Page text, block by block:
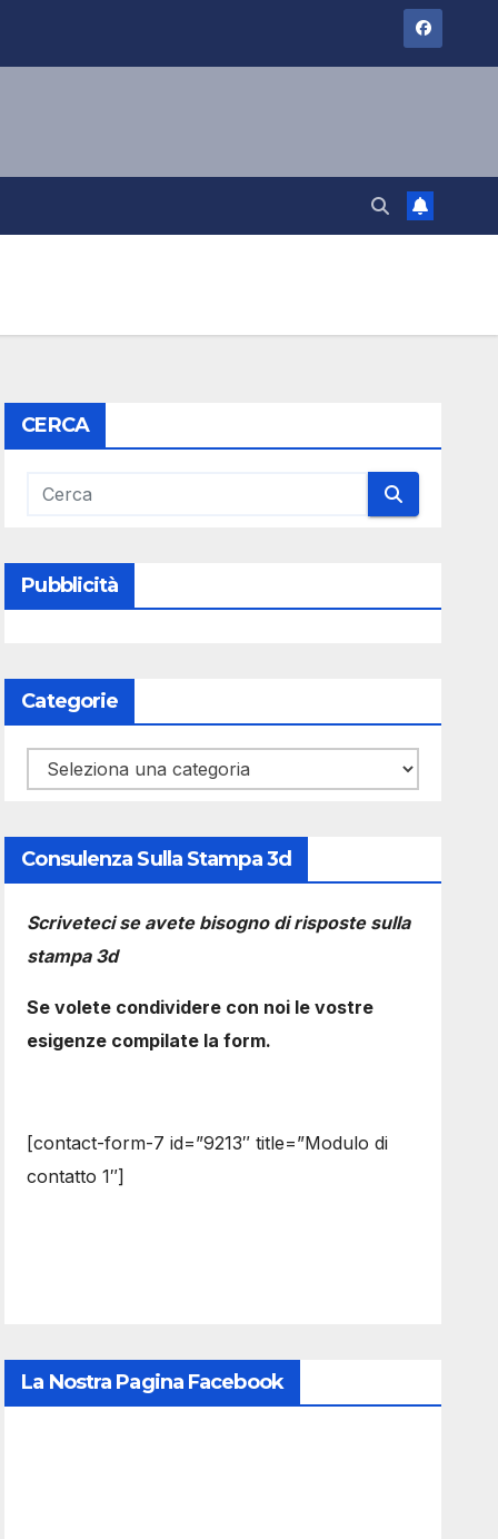
CERCA
Pubblicità
Categorie
Categorie
Consulenza Sulla Stampa 3d
Scriveteci se avete bisogno di risposte sulla
stampa 3d
Se volete condividere con noi le vostre
esigenze compilate la form.
[contact-form-7 id=”9213″ title=”Modulo di
contatto 1″]
La Nostra Pagina Facebook